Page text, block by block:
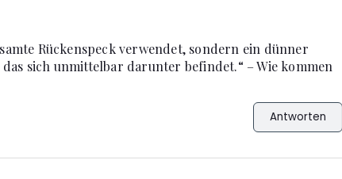
Rückenspeck verwendet, sondern ein dünner
sich unmittelbar darunter befindet.“ – Wie kommen
Antworten